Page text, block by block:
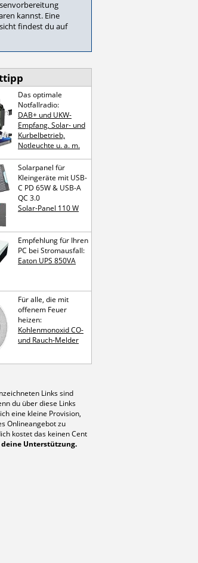
kannst. Eine
findest du auf
Das optimale
Notfallradio:
DAB+ und UKW-
Empfang, Solar- und
Kurbelbetrieb,
Notleuchte u. a. m.
Solarpanel für
Kleingeräte mit USB-
C PD 65W & USB-A
QC 3.0
Solar-Panel 110 W
Empfehlung für Ihren
PC bei Strom­ausfall:
Eaton UPS 850VA
Für alle, die mit
offenem Feuer
heizen:
Kohlen­mon­oxid CO-
und Rauch-Melder
Links sind
du über diese Links
eine kleine Provision,
Onlineangebot zu
kostet das keinen Cent
Unterstützung.